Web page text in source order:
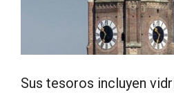
Sus tesoros incluyen